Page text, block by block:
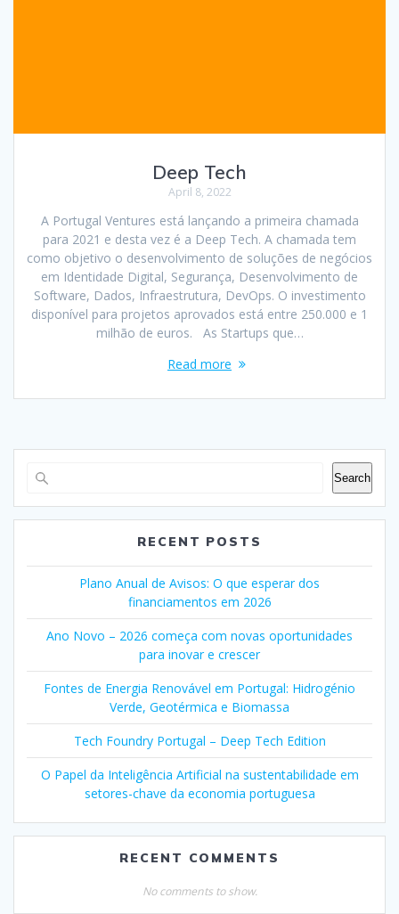
Deep Tech
April 8, 2022
A Portugal Ventures está lançando a primeira chamada
para 2021 e desta vez é a Deep Tech. A chamada tem
como objetivo o desenvolvimento de soluções de negócios
em Identidade Digital, Segurança, Desenvolvimento de
Software, Dados, Infraestrutura, DevOps. O investimento
disponível para projetos aprovados está entre 250.000 e 1
milhão de euros. As Startups que…
Read more
Search
RECENT POSTS
Plano Anual de Avisos: O que esperar dos
financiamentos em 2026
Ano Novo – 2026 começa com novas oportunidades
para inovar e crescer
Fontes de Energia Renovável em Portugal: Hidrogénio
Verde, Geotérmica e Biomassa
Tech Foundry Portugal – Deep Tech Edition
O Papel da Inteligência Artificial na sustentabilidade em
setores-chave da economia portuguesa
RECENT COMMENTS
No comments to show.